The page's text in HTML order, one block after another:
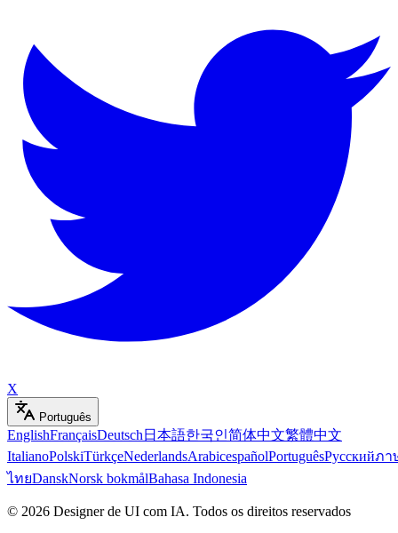
X
Português
EnglishFrançaisDeutsch 日本語한국인简体中文繁體中文
ItalianoPolskiTürkçeNederlandsArabicespañolPortuguêsРусскийภา
ไทยDanskNorsk bokmålBahasa Indonesia
© 2026 Designer de UI com IA. Todos os direitos reservados